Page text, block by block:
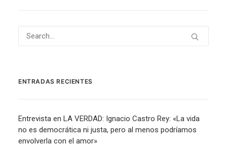
ENTRADAS RECIENTES
Entrevista en LA VERDAD: Ignacio Castro Rey: «La vida
no es democrática ni justa, pero al menos podríamos
envolverla con el amor»